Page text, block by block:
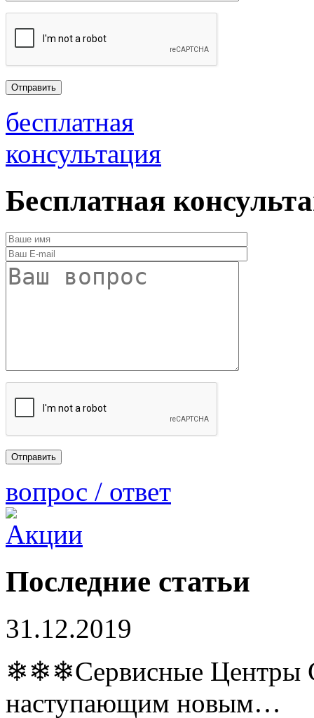
бесплатная
консультация
Бесплатная
вопрос / ответ
Последние статьи
31.12.2019
❄❄❄Сервисные Центры
наступающим новым…